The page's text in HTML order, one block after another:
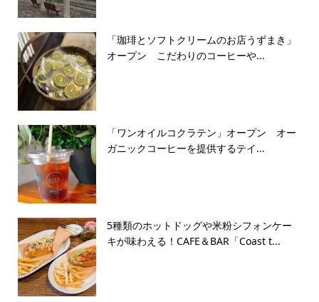
「珈琲とソフトクリームのお店うずまき」
オープン こだわりのコーヒーや...
「ワンオイルコクラテン」オープン オー
ガニックコーヒーを提供するテイ...
5種類のホットドッグや米粉シフォンケー
キが味わえる！CAFE＆BAR「Coast t...